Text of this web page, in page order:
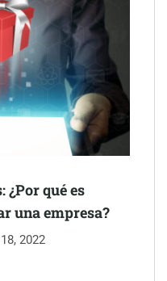
cobro
el alta de autónomo
¿Por qué es
una empresa?
2022